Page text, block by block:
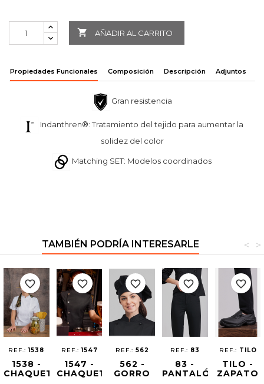
 AÑADIR AL CARRITO
Propiedades Funcionales Composición Descripción Adjuntos
Gran resistencia
Indanthren®: Tratamiento del tejido para aumentar la
solidez del color
Matching SET: Modelos coordinados
TAMBIÉN PODRÍA INTERESARLE >
<
REF.:1538
1538 -
CHAQUETA
favorite_border
REF.:1547
1547 -
CHAQUETA
favorite_border
REF.: 562
562 -
GORRO
favorite_border
REF.: 83
83 -
PANTALÓN
favorite_border
REF.: TILO
TILO -
ZAPATO
favorite_border